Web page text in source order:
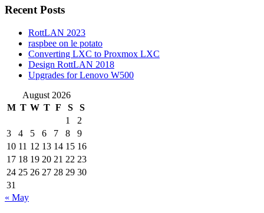
Recent Posts
RottLAN 2023
raspbee on le potato
Converting LXC to Proxmox LXC
Design RottLAN 2018
Upgrades for Lenovo W500
August 2026
M T W T F S
S
1
2
3
4 5 6 7 8
9
10 11 12 13 14 15 16
17 18 19 20 21 22 23
24 25 26 27 28 29 30
31
« May